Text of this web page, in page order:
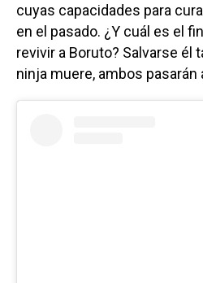
cuyas capacidades para
en el pasado. ¿Y cuál es el
revivir a Boruto? Salvarse él
ninja muere, ambos pasarán